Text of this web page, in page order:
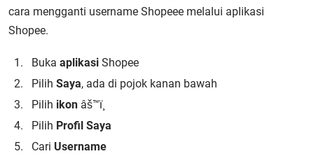
cara mengganti username Shopeee melalui aplikasi
Shopee.
Buka aplikasi Shopee
Pilih Saya, ada di pojok kanan bawah
Pilih ikon âš™ï¸
Pilih Profil Saya
Cari Username